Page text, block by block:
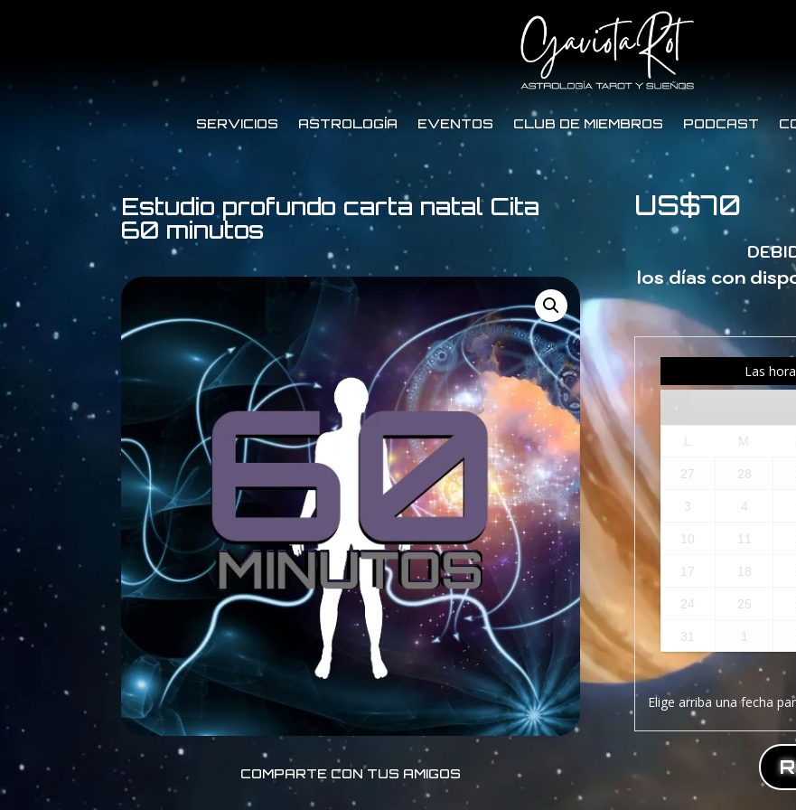
SERVICIOS ASTROLOGÍA EVENTOS CLUB DE MIEMBROS PODCAST
Estudio profundo carta natal Cita
60 minutos
COMPARTE CON TUS AMIGOS
US$70
los días con
Las
L M
27 28
3 4
10 11
17 18
24 25
31 1
Elige arriba una fecha